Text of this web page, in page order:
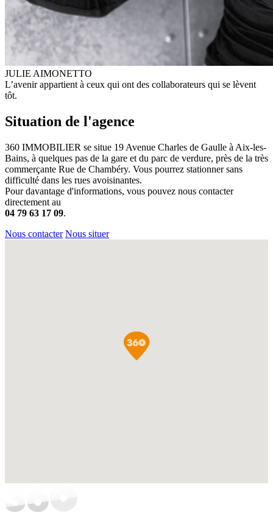
JULIE AIMONETTO
L’avenir appartient à ceux qui ont des collaborateurs qui se lèvent
tôt.
Situation de l'agence
360 IMMOBILIER se situe 19 Avenue Charles de Gaulle à Aix-les-
Bains, à quelques pas de la gare et du parc de verdure, près de la très
commerçante Rue de Chambéry. Vous pourrez stationner sans
difficulté dans les rues avoisinantes.
Pour davantage d'informations, vous pouvez nous contacter
directement au
04 79 63 17 09.
Nous contacter Nous situer